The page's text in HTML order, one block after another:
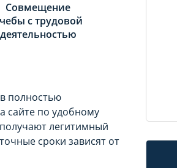
Совмещение
с трудовой
деятельностью
полностью
сайте по удобному
легитимный
сроки зависят от